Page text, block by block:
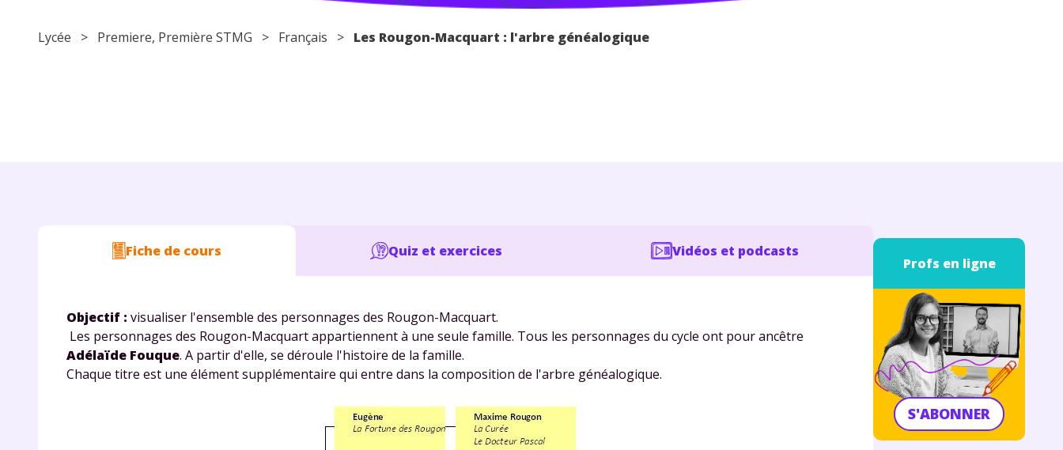
Lycée > Premiere, Première STMG > Français > Les Rougon-Macquart : l'arbre généalogique
Fiche de cours Quiz et exercices Vidéos et podcasts
Objectif : visualiser l'ensemble des personnages des Rougon-Macquart.
Les personnages des Rougon-Macquart appartiennent à une seule famille. Tous les personnages du cycle ont pour ancêtre
Adélaïde Fouque. A partir d'elle, se déroule l'histoire de la famille.
Chaque titre est une élément supplémentaire qui entre dans la composition de l'arbre généalogique.
Profs en ligne
S'ABONNER